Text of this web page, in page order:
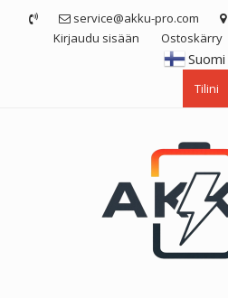
service@akku-pro.com
Kirjaudu sisään
Ostoskärry
Suomi
Tilini